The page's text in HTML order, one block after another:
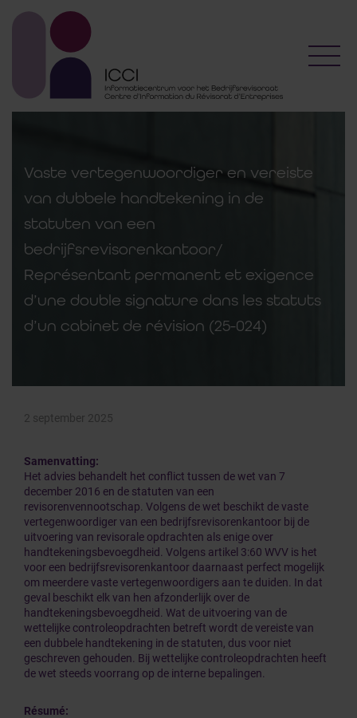
Vaste vertegenwoordiger en vereiste
van dubbele handtekening in de
statuten van een
bedrijfsrevisorenkantoor/
Représentant permanent et exigence
d’une double signature dans les statuts
d’un cabinet de révision (25-024)
2 september 2025
Samenvatting:
Het advies behandelt het conflict tussen de wet van 7
december 2016 en de statuten van een
revisorenvennootschap. Volgens de wet beschikt de vaste
vertegenwoordiger van een bedrijfsrevisorenkantoor bij de
uitvoering van revisorale opdrachten als enige over
handtekeningsbevoegdheid. Volgens artikel 3:60 WVV is het
voor een bedrijfsrevisorenkantoor daarnaast perfect mogelijk
om meerdere vaste vertegenwoordigers aan te duiden. In dat
geval beschikt elk van hen afzonderlijk over de
handtekeningsbevoegdheid. Wat de uitvoering van de
wettelijke controleopdrachten betreft wordt de vereiste van
een dubbele handtekening in de statuten, dus voor niet
geschreven gehouden. Bij wettelijke controleopdrachten heeft
de wet steeds voorrang op de interne bepalingen.
Résumé: